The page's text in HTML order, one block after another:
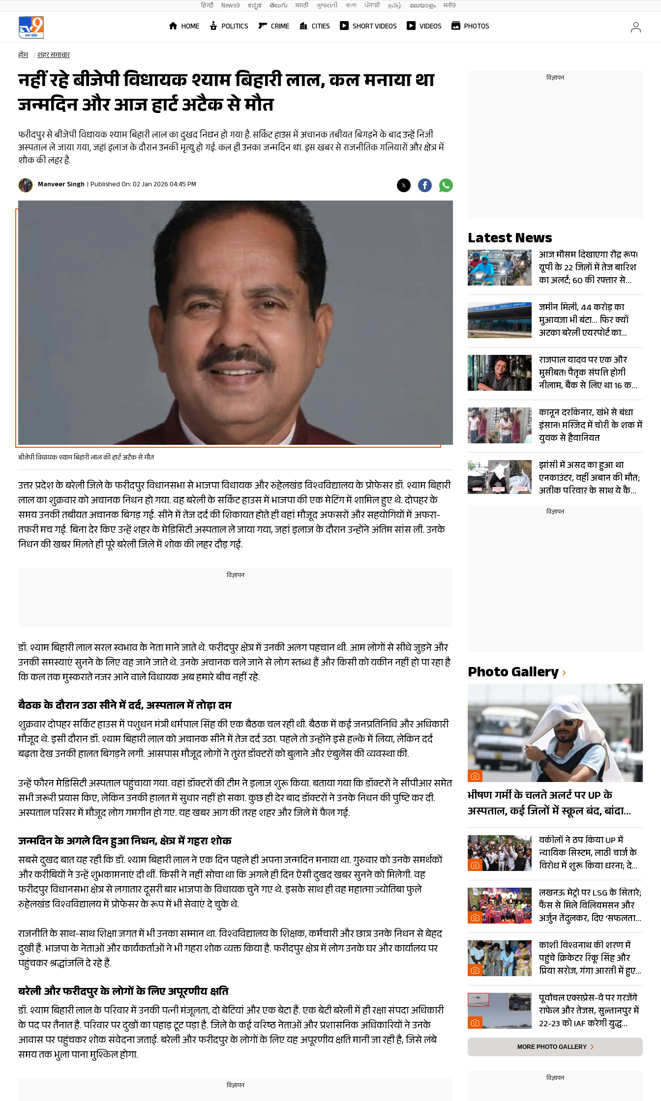
हिन्दी News9 ಕನ್ನಡ తెలుగు मराठी ગુજરાતી বাংলা ਪੰਜਾਬੀ தமிழ் മലയാളം मनी9
HOME POLITICS CRIME CITIES SHORT VIDEOS VIDEOS PHOTOS
होम शहर समाचार
नहीं रहे बीजेपी विधायक श्याम बिहारी लाल, कल मनाया था
जन्मदिन और आज हार्ट अटैक से मौत
फरीदपुर से बीजेपी विधायक श्याम बिहारी लाल का दुखद निधन हो गया है. सर्किट हाउस में अचानक तबीयत बिगड़ने के बाद उन्हें निजी
अस्पताल ले जाया गया, जहां इलाज के दौरान उनकी मृत्यु हो गई. कल ही उनका जन्मदिन था. इस खबर से राजनीतिक गलियारों और क्षेत्र में
शोक की लहर है.
Manveer Singh Published On: 02 Jan 2026 04:45 PM
बीजेपी विधायक श्याम बिहारी लाल की हार्ट अटैक से मौत
उत्तर प्रदेश के बरेली जिले के फरीदपुर विधानसभा से भाजपा विधायक और रुहेलखंड विश्वविद्यालय के प्रोफेसर डॉ. श्याम बिहारी
लाल का शुक्रवार को अचानक निधन हो गया. वह बरेली के सर्किट हाउस में भाजपा की एक मेटिंग में शामिल हुए थे. दोपहर के
समय उनकी तबीयत अचानक बिगड़ गई. सीने में तेज दर्द की शिकायत होते ही वहां मौजूद अफसरों और सहयोगियों में अफरा-
तफरी मच गई. बिना देर किए उन्हें शहर के मेडिसिटी अस्पताल ले जाया गया, जहां इलाज के दौरान उन्होंने अंतिम सांस ली. उनके
निधन की खबर मिलते ही पूरे बरेली जिले में शोक की लहर दौड़ गई.
डॉ. श्याम बिहारी लाल सरल स्वभाव के नेता माने जाते थे. फरीदपुर क्षेत्र में उनकी अलग पहचान थी. आम लोगों से सीधे जुड़ने और
उनकी समस्याएं सुनने के लिए वह जाने जाते थे. उनके अचानक चले जाने से लोग स्तब्ध हैं और किसी को यकीन नहीं हो पा रहा है
कि कल तक मुस्कराते नजर आने वाले विधायक अब हमारे बीच नहीं रहे.
बैठक के दौरान उठा सीने में दर्द, अस्पताल में तोड़ा दम
शुक्रवार दोपहर सर्किट हाउस में पशुधन मंत्री धर्मपाल सिंह की एक बैठक चल रही थी. बैठक में कई जनप्रतिनिधि और अधिकारी
मौजूद थे. इसी दौरान डॉ. श्याम बिहारी लाल को अचानक सीने में तेज दर्द उठा. पहले तो उन्होंने इसे हल्के में लिया, लेकिन दर्द
बढ़ता देख उनकी हालत बिगड़ने लगी. आसपास मौजूद लोगों ने तुरंत डॉक्टरों को बुलाने और एंबुलेंस की व्यवस्था की.
उन्हें फौरन मेडिसिटी अस्पताल पहुंचाया गया. वहां डॉक्टरों की टीम ने इलाज शुरू किया. बताया गया कि डॉक्टरों ने सीपीआर समेत
सभी जरूरी प्रयास किए, लेकिन उनकी हालत में सुधार नहीं हो सका. कुछ ही देर बाद डॉक्टरों ने उनके निधन की पुष्टि कर दी.
अस्पताल परिसर में मौजूद लोग गमगीन हो गए. यह खबर आग की तरह शहर और जिले में फैल गई.
जन्मदिन के अगले दिन हुआ निधन, क्षेत्र में गहरा शोक
सबसे दुखद बात यह रही कि डॉ. श्याम बिहारी लाल ने एक दिन पहले ही अपना जन्मदिन मनाया था. गुरुवार को उनके समर्थकों
और करीबियों ने उन्हें शुभकामनाएं दी थीं. किसी ने नहीं सोचा था कि अगले ही दिन ऐसी दुखद खबर सुनने को मिलेगी. वह
फरीदपुर विधानसभा क्षेत्र से लगातार दूसरी बार भाजपा के विधायक चुने गए थे. इसके साथ ही वह महात्मा ज्योतिबा फुले
रुहेलखंड विश्वविद्यालय में प्रोफेसर के रूप में भी सेवाएं दे चुके थे.
राजनीति के साथ-साथ शिक्षा जगत में भी उनका सम्मान था. विश्वविद्यालय के शिक्षक, कर्मचारी और छात्र उनके निधन से बेहद
दुखी हैं. भाजपा के नेताओं और कार्यकर्ताओं ने भी गहरा शोक व्यक्त किया है. फरीदपुर क्षेत्र में लोग उनके घर और कार्यालय पर
पहुंचकर श्रद्धांजलि दे रहे हैं.
बरेली और फरीदपुर के लोगों के लिए अपूरणीय क्षति
डॉ. श्याम बिहारी लाल के परिवार में उनकी पत्नी मंजूलता, दो बेटियां और एक बेटा हैं. एक बेटी बरेली में ही रक्षा संपदा अधिकारी
के पद पर तैनात है. परिवार पर दुखों का पहाड़ टूट पड़ा है. जिले के कई वरिष्ठ नेताओं और प्रशासनिक अधिकारियों ने उनके
आवास पर पहुंचकर शोक संवेदना जताई. बरेली और फरीदपुर के लोगों के लिए यह अपूरणीय क्षति मानी जा रही है, जिसे लंबे
समय तक भुला पाना मुश्किल होगा.
Latest News
आज मौसम दिखाएगा रौद्र रूप!
यूपी के 22 जिलों में तेज बारिश
का अलर्ट; 60 की रफ्तार से
चलेंगी हवाएं
जमीन मिली, 44 करोड़ का
मुआवजा भी बंटा… फिर क्यों
अटका बरेली एयरपोर्ट का
विस्तार?
राजपाल यादव पर एक और
मुसीबत! पैतृक संपत्ति होगी
नीलाम, बैंक से लिए था 16 करोड़
का लोन
कानून दरकिनार, खंभे से बंधा
इंसान! मस्जिद में चोरी के शक में
युवक से हैवानियत
झांसी में असद का हुआ था
एनकाउंटर, वहीं अबान की मौत;
अतीक परिवार के साथ ये कैसा
संयोग!
Photo Gallery
भीषण गर्मी के चलते अलर्ट पर UP के
अस्पताल, कई जिलों में स्कूल बंद, बांदा
दुनिया का तीसरा सबसे गर्म शहर
वकीलों ने ठप किया UP में
न्यायिक सिस्टम, लाठी चार्ज के
विरोध में शुरू किया धरना; देखें
Photos
लखनऊ मेट्रो पर LSG के सितारे;
फैंस से मिले विलियमसन और
अर्जुन तेंदुलकर, दिए ‘सफलता
के मंत्र’- PHOTOS
काशी विश्वनाथ की शरण में
पहुंचे क्रिकेटर रिंकू सिंह और
प्रिया सरोज, गंगा आरती में हुए
शामिल- Photos
पूर्वांचल एक्सप्रेस-वे पर गरजेंगे
राफेल और तेजस, सुल्तानपुर में
22-23 को IAF करेगी युद्ध
अभ्यास
MORE PHOTO GALLERY